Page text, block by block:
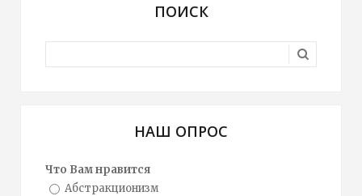
ПОИСК
НАШ ОПРОС
Что Вам нравится
Абстракционизм